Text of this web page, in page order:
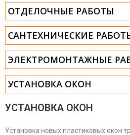
ОТДЕЛОЧНЫЕ РАБОТЫ
САНТЕХНИЧЕСКИЕ
ЭЛЕКТРОМОНТАЖНЫЕ
УСТАНОВКА ОКОН
УСТАНОВКА ОКОН
Установка новых пластиковых окон